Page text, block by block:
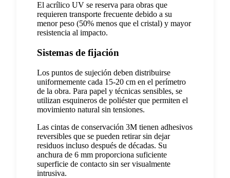
El acrílico UV se reserva para obras que
requieren transporte frecuente debido a su
menor peso (50% menos que el cristal) y mayor
resistencia al impacto.
Sistemas de fijación
Los puntos de sujeción deben distribuirse
uniformemente cada 15-20 cm en el perímetro
de la obra. Para papel y técnicas sensibles, se
utilizan esquineros de poliéster que permiten el
movimiento natural sin tensiones.
Las cintas de conservación 3M tienen adhesivos
reversibles que se pueden retirar sin dejar
residuos incluso después de décadas. Su
anchura de 6 mm proporciona suficiente
superficie de contacto sin ser visualmente
intrusiva.